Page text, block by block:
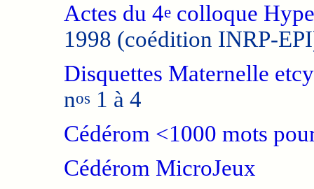
Actes du 4ecolloque
1998 (coédition INRP-
Disquettes Maternelle
nos 1 à 4
Cédérom <1000 mots
Cédérom MicroJeux